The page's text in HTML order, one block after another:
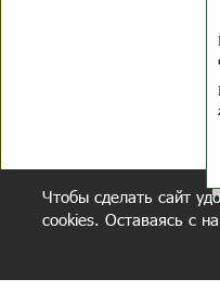
Чтобы сделать сайт
cookies. Оставаясь с